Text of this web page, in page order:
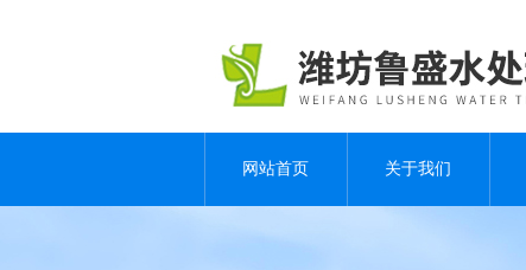
网站首页 关于我们